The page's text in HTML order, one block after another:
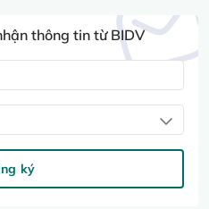
thông tin từ BIDV
ký